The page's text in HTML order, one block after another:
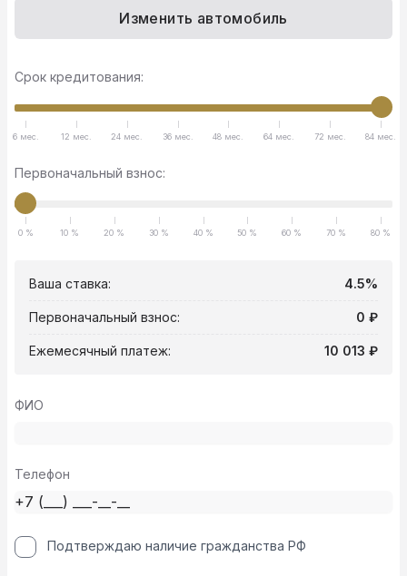
Изменить автомобиль
Срок кредитования:
6 мес. 12 мес. 24 мес. 36 мес. 48 мес. 64 мес. 72 мес. 84 мес.
Первоначальный взнос:
0 % 10 % 20 % 30 % 40 % 50 % 60 % 70 % 80 %
Ваша ставка: 4.5%
Первоначальный взнос: 0 ₽
Ежемесячный платеж: 10 013 ₽
ФИО
Телефон
Подтверждаю наличие гражданства РФ